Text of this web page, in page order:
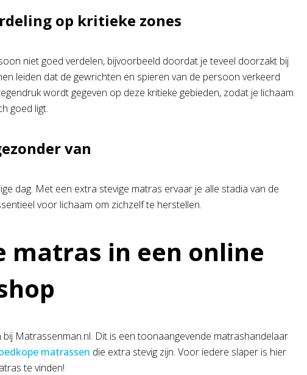
op kritieke zones
niet goed verdelen, bijvoorbeeld doordat je teveel doorzakt bij
leiden dat de gewrichten en spieren van de persoon verkeerd
wordt gegeven op deze kritieke gebieden, zodat je lichaam
goed ligt.
van
dag. Met een extra stevige matras ervaar je alle stadia van de
voor lichaam om zichzelf te herstellen.
matras in een online
Matrassenman.nl. Dit is een toonaangevende matrashandelaar
matrassen die extra stevig zijn. Voor iedere slaper is hier
te vinden!